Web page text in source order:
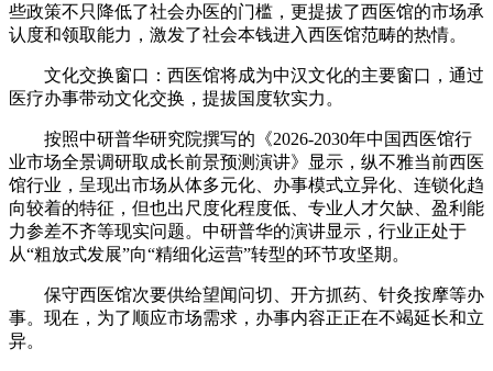
些政策不只降低了社会办医的门槛，更提拔了西医馆的市场承
认度和领取能力，激发了社会本钱进入西医馆范畴的热情。
文化交换窗口：西医馆将成为中汉文化的主要窗口，通过
医疗办事带动文化交换，提拔国度软实力。
按照中研普华研究院撰写的《2026-2030年中国西医馆行
业市场全景调研取成长前景预测演讲》显示，纵不雅当前西医
馆行业，呈现出市场从体多元化、办事模式立异化、连锁化趋
向较着的特征，但也出尺度化程度低、专业人才欠缺、盈利能
力参差不齐等现实问题。中研普华的演讲显示，行业正处于
从“粗放式发展”向“精细化运营”转型的环节攻坚期。
保守西医馆次要供给望闻问切、开方抓药、针灸按摩等办
事。现在，为了顺应市场需求，办事内容正正在不竭延长和立
异。